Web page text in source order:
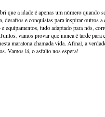
que a idade é apenas um número quando
e conquistas para inspirar outros a
equipamentos, tudo adaptado para nós,
vamos provar que nunca é tarde para
maratona chamada vida. Afinal, a
Vamos lá, o asfalto nos espera!